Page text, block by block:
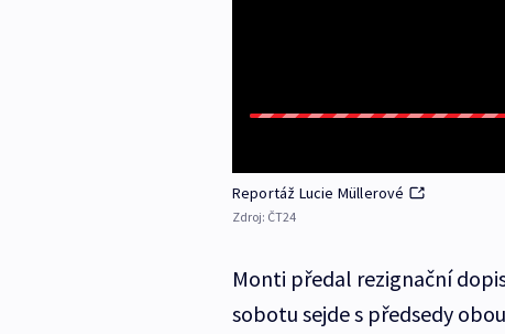
Reportáž Lucie Müllerové
Zdroj: ČT24
Monti předal rezignační
sobotu sejde s předsedy